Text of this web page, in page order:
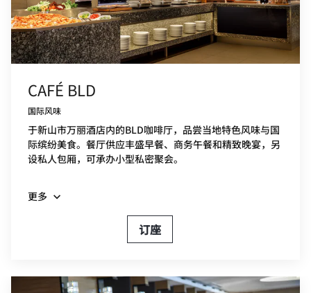
CAFÉ BLD
国际风味
于新山市万丽酒店内的BLD咖啡厅，品尝当地特色风味与国
际缤纷美食。餐厅供应丰盛早餐、商务午餐和精致晚宴，另
设私人包厢，可承办小型私密聚会。
更多
订座